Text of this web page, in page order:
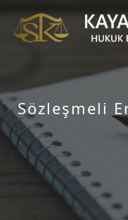
Sözleşmeli